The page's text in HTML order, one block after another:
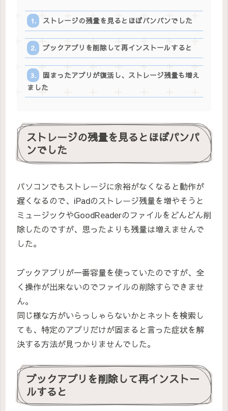
ストレージの残量を見るとほぼパンパンでした
ブックアプリを削除して再インストールすると
固まったアプリが復活し、ストレージ残量も増え
ました
ストレージの残量を見るとほぼパンパ
ンでした
パソコンでもストレージに余裕がなくなると動作が
遅くなるので、iPadのストレージ残量を増やそうと
ミュージックやGoodReaderのファイルをどんどん削
除したのですが、思ったよりも残量は増えませんで
した。
ブックアプリが一番容量を使っていたのですが、全
く操作が出来ないのでファイルの削除すらできませ
ん。
同じ様な方がいらっしゃらないかとネットを検索し
ても、特定のアプリだけが固まると言った症状を解
決する方法が見つかりませんでした。
ブックアプリを削除して再インストー
ルすると